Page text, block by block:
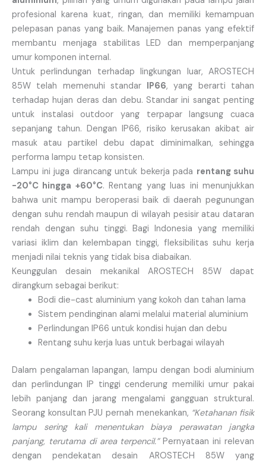
profesional karena kuat, ringan, dan memiliki kemampuan
pelepasan panas yang baik. Manajemen panas yang efektif
membantu menjaga stabilitas LED dan memperpanjang
umur komponen internal.
Untuk perlindungan terhadap lingkungan luar, AROSTECH
85W telah memenuhi standar IP66, yang berarti tahan
terhadap hujan deras dan debu. Standar ini sangat penting
untuk instalasi outdoor yang terpapar langsung cuaca
sepanjang tahun. Dengan IP66, risiko kerusakan akibat air
masuk atau partikel debu dapat diminimalkan, sehingga
performa lampu tetap konsisten.
Lampu ini juga dirancang untuk bekerja pada rentang suhu
-20°C hingga +60°C. Rentang yang luas ini menunjukkan
bahwa unit mampu beroperasi baik di daerah pegunungan
dengan suhu rendah maupun di wilayah pesisir atau dataran
rendah dengan suhu tinggi. Bagi Indonesia yang memiliki
variasi iklim dan kelembapan tinggi, fleksibilitas suhu kerja
menjadi nilai teknis yang tidak bisa diabaikan.
Keunggulan desain mekanikal AROSTECH 85W dapat
dirangkum sebagai berikut:
Bodi die-cast aluminium yang kokoh dan tahan lama
Sistem pendinginan alami melalui material aluminium
Perlindungan IP66 untuk kondisi hujan dan debu
Rentang suhu kerja luas untuk berbagai wilayah
Dalam pengalaman lapangan, lampu dengan bodi aluminium
dan perlindungan IP tinggi cenderung memiliki umur pakai
lebih panjang dan jarang mengalami gangguan struktural.
Seorang konsultan PJU pernah menekankan, “Ketahanan fisik
lampu sering kali menentukan biaya perawatan jangka
panjang, terutama di area terpencil.”Pernyataan ini relevan
dengan pendekatan desain AROSTECH 85W yang